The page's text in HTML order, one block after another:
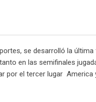
se desarrolló la
en las semifinales
por el tercer lugar America